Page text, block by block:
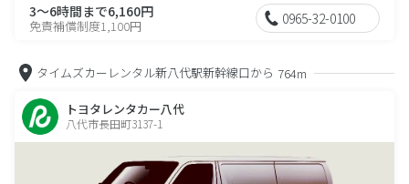
3～6時間まで6,160円
免責補償制度1,100円 0965-32-0100
タイムズカーレンタル新八代駅新幹線口から 764m
トヨタレンタカー八代
八代市長田町3137-1